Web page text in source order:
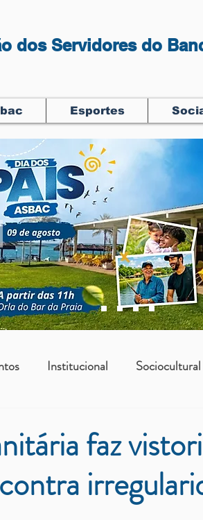
dos Servidores do
Esportes
Institucional Sociocultural
Asbac
faz